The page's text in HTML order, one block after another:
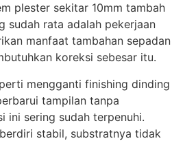
plester sekitar 10mm tambah
sudah rata adalah pekerjaan
manfaat tambahan sepadan
koreksi sebesar itu.
mengganti finishing dinding
tampilan tanpa
ini sering sudah terpenuhi.
stabil, substratnya tidak